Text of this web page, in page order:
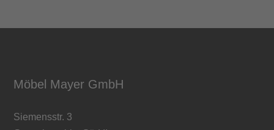
Möbel Mayer GmbH
Siemensstr. 3